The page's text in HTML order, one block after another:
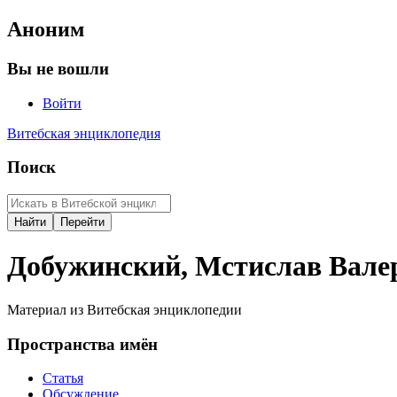
Аноним
Вы не вошли
Войти
Витебская энциклопедия
Поиск
Добужинский, Мстислав
Материал из Витебская энциклопедии
Пространства имён
Статья